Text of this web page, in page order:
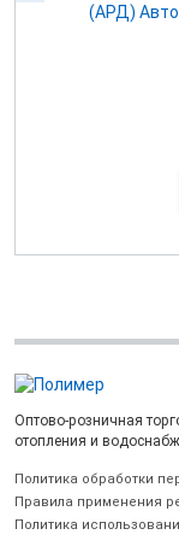
(АРД)
Оптово-розничная
отопления и
Политика обработки
Правила применения
Политика